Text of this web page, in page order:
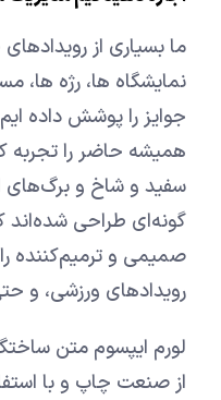
ما بسیاری از
نمایشگاه ها، رژه ها،
جوایز را پوشش داده
همیشه حاضر را تجربه
سفید و شاخ و برگ‌های
گونه‌ای طراحی شده‌اند
صمیمی و ترمیم‌کننده
رویدادهای ورزشی، و
لورم ایپسوم متن
از صنعت چاپ و با